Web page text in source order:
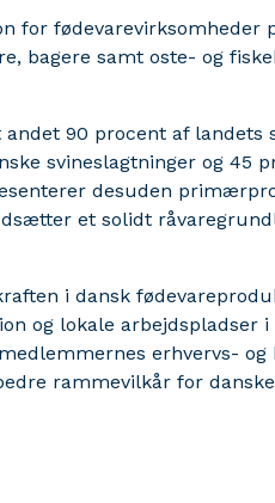
for fødevarevirksomheder
bagere samt oste- og
90 procent af landets
svineslagtninger og 45
desuden
et solidt
i dansk
og lokale arbejdspladser i
erhvervs- og
rammevilkår for danske